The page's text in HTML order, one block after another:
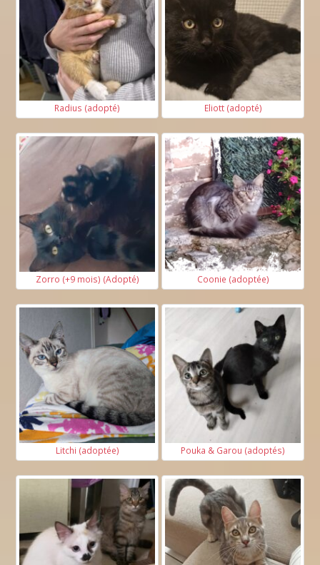
Radius (adopté) Eliott (adopté)
Zorro (+9 mois) (Adopté) Coonie (adoptée)
Litchi (adoptée) Pouka & Garou (adoptés)